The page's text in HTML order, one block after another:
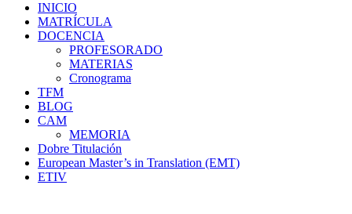
INICIO
MATRÍCULA
DOCENCIA
PROFESORADO
MATERIAS
Cronograma
TFM
BLOG
CAM
MEMORIA
Dobre Titulación
European Master’s in Translation (EMT)
ETIV